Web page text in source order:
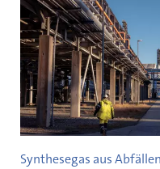
Synthesegas aus